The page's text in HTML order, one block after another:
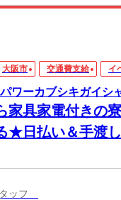
大阪市 交通費支給 イ
ワーカブシキガイ
家具家電付きの
★日払い＆手渡
ッフ